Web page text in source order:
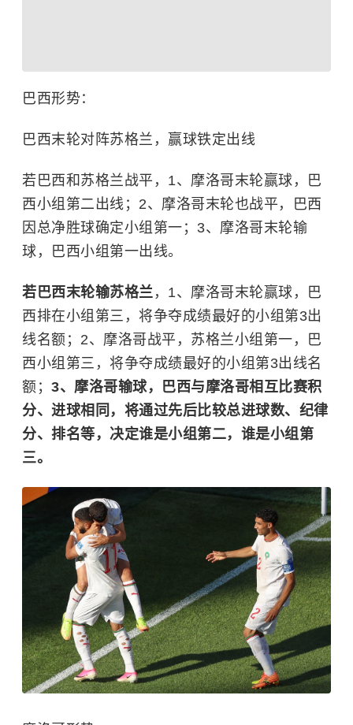
巴西形势：
巴西末轮对阵苏格兰，赢球铁定出线
若巴西和苏格兰战平，1、摩洛哥末轮赢球，巴
西小组第二出线；2、摩洛哥末轮也战平，巴西
因总净胜球确定小组第一；3、摩洛哥末轮输
球，巴西小组第一出线。
若巴西末轮输苏格兰 ，1、摩洛哥末轮赢球，巴
西排在小组第三，将争夺成绩最好的小组第3出
线名额；2、摩洛哥战平，苏格兰小组第一，巴
西小组第三，将争夺成绩最好的小组第3出线名
额； 3、摩洛哥输球，巴西与摩洛哥相互比赛积
分、进球相同，将通过先后比较总进球数、纪律
分、排名等，决定谁是小组第二，谁是小组第
三。